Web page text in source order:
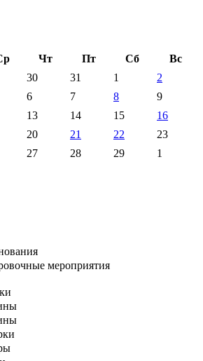
Чт Пт Сб
Вс
30 31 1
2
6 7 8
9
13 14 15
16
20 21 22
23
27 28 29 1
мероприятия